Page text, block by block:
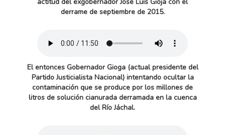
derrame de septiembre de 2015.
El entonces Gobernador Gioga (actual presidente del
Partido Justicialista Nacional) intentando ocultar la
contaminación que se produce por los millones de
litros de solución cianurada derramada en la cuenca
del Río Jáchal.